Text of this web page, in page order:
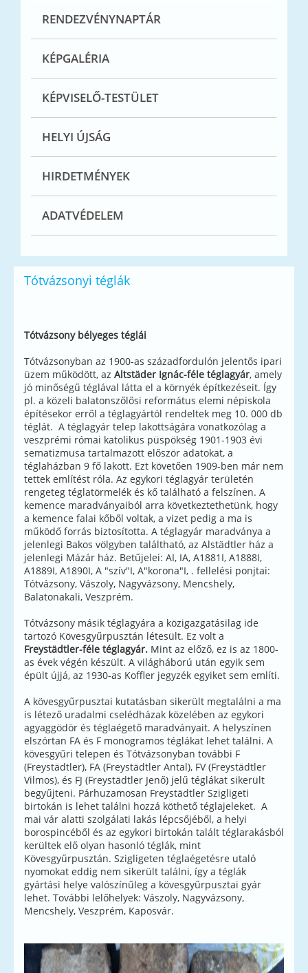
RENDEZVÉNYNAPTÁR
KÉPGALÉRIA
KÉPVISELŐ-TESTÜLET
HELYI ÚJSÁG
HIRDETMÉNYEK
ADATVÉDELEM
Tótvázsonyi téglák
Tótvázsony bélyeges téglái
Tótvázsonyban az 1900-as századfordulón jelentős ipari
üzem működött, az Altstäder Ignác-féle téglagyár, amely
jó minőségű téglával látta el a környék építkezéseit. Így
pl. a közeli balatonszőlősi református elemi népiskola
építésekor erről a téglagyártól rendeltek meg 10. 000 db
téglát. A téglagyár telep lakottságára vonatkozólag a
veszprémi római katolikus püspökség 1901-1903 évi
sematizmusa tartalmazott először adatokat, a
téglaházban 9 fő lakott. Ezt követően 1909-ben már nem
tettek említést róla. Az egykori téglagyár területén
rengeteg téglatörmelék és kő található a felszínen. A
kemence maradványaiból arra következtethetünk, hogy
a kemence falai kőből voltak, a vizet pedig a ma is
működő forrás biztosította. A téglagyár maradványa a
jelenlegi Bakos völgyben találtható, az Alstädtler ház a
jelenlegi Mázár ház. Betűjelei: AI, IA, A1881I, A1888I,
A1889I, A1890I, A "szív"I, A"korona"I, . fellelési ponjtai:
Tótvázsony, Vászoly, Nagyvázsony, Mencshely,
Balatonakali, Veszprém.
Tótvázsony másik téglagyára a közigazgatásilag ide
tartozó Kövesgyűrpusztán létesült. Ez volt a
Freystädtler-féle téglagyár. Mint az előző, ez is az 1800-
as évek végén készült. A világháború után egyik sem
épült újjá, az 1930-as Koffler jegyzék egyiket sem említi.
A kövesgyűrpusztai kutatásban sikerült megtalálni a ma
is létező uradalmi cselédházak közelében az egykori
agyaggödör és téglaégető maradványait. A helyszínen
elszórtan FA és F monogramos téglákat lehet találni. A
kövesgyűri telepen és Tótvázsonyban további F
(Freystädtler), FA (Freystädtler Antal), FV (Freystädtler
Vilmos), és FJ (Freystädtler Jenő) jelű téglákat sikerült
begyűjteni. Párhuzamosan Freystädtler Szigligeti
birtokán is lehet találni hozzá köthető téglajeleket. A
mai vár alatti szolgálati lakás lépcsőjéből, a helyi
borospincéből és az egykori birtokán talált téglarakásból
kerültek elő olyan hasonló téglák, mint
Kövesgyűrpusztán. Szigligeten téglaégetésre utaló
nyomokat eddig nem sikerült találni, így a téglák
gyártási helye valószínűleg a kövesgyűrpusztai gyár
lehet. További lelőhelyek: Vászoly, Nagyvázsony,
Mencshely, Veszprém, Kaposvár.